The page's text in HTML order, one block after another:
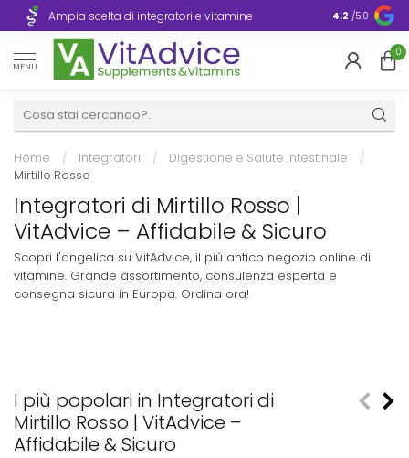
Ampia scelta di integratori e vitamine Consegna
Europa
4.2 /5.0
MENU
0
Home / Integratori / Digestione e Salute Intestinale
/
Mirtillo Rosso
Integratori di Mirtillo Rosso |
VitAdvice – Affidabile & Sicuro
Scopri l'angelica su VitAdvice, il più antico negozio online di
vitamine. Grande assortimento, consulenza esperta e
consegna sicura in Europa. Ordina ora!
I più popolari in Integratori di
Mirtillo Rosso | VitAdvice –
Affidabile & Sicuro